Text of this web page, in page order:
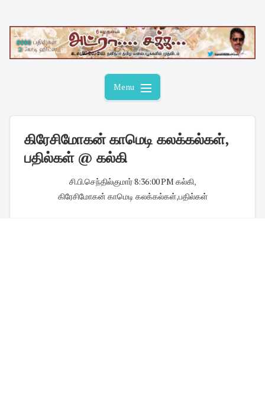
content
Menu
கிரேசிமோகன் காமெடி கலக்கல்கள்,
பதில்கள் @ கல்கி
சி.பி.செந்தில்குமார்·8:36:00 PM கல்கி,
கிரேசிமோகன் காமெடி கலக்கல்கள்,பதில்கள்